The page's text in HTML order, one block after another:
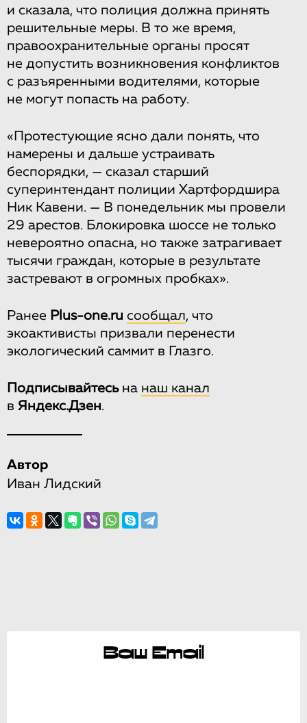
и сказала, что полиция должна принять
решительные меры. В то же время,
правоохранительные органы просят
не допустить возникновения конфликтов
с разъяренными водителями, которые
не могут попасть на работу.
«Протестующие ясно дали понять, что
намерены и дальше устраивать
беспорядки, — сказал старший
суперинтендант полиции Хартфордшира
Ник Кавени. — В понедельник мы провели
29 арестов. Блокировка шоссе не только
невероятно опасна, но также затрагивает
тысячи граждан, которые в результате
застревают в огромных пробках».
Ранее Рlus-one.ru сообщал, что
экоактивисты призвали перенести
экологический саммит в Глазго.
Подписывайтесьна наш канал
в Яндекс.Дзен.
Автор
Иван Лидский
Ваш Email